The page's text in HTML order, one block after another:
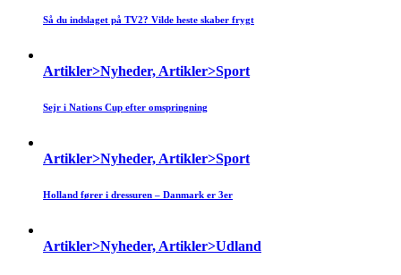
Så du indslaget på TV2? Vilde heste skaber frygt
Artikler>Nyheder, Artikler>Sport
Sejr i Nations Cup efter omspringning
Artikler>Nyheder, Artikler>Sport
Holland fører i dressuren – Danmark er 3er
Artikler>Nyheder, Artikler>Udland